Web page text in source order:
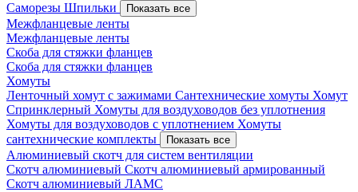
Саморезы Шпильки Показать все
Межфланцевые ленты
Межфланцевые ленты
Скоба для стяжки фланцев
Скоба для стяжки фланцев
Хомуты
Ленточный хомут с зажимами Сантехнические хомуты Хомут
Спринклерный Хомуты для воздуховодов без уплотнения
Хомуты для воздуховодов с уплотнением Хомуты
сантехнические комплекты
Показать все
Алюминиевый скотч для систем вентиляции
Скотч алюминиевый Скотч алюминиевый армированный
Скотч алюминиевый ЛАМС